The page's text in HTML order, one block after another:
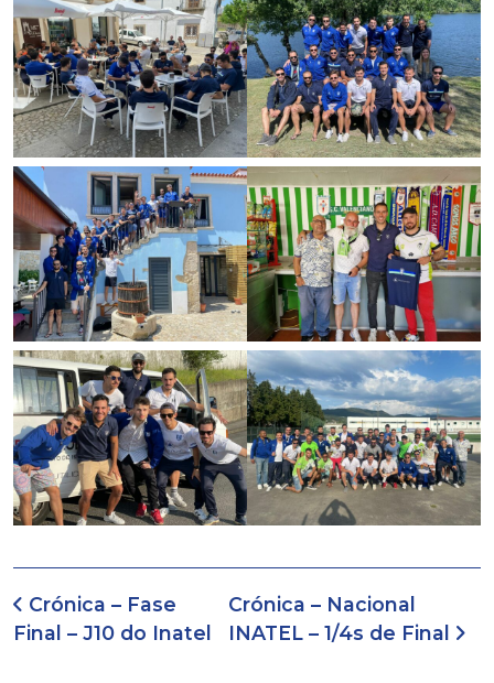
Navegação de artigos
Crónica – Fase
Final – J10 do Inatel
Crónica – Nacional
INATEL – 1/4s de Final